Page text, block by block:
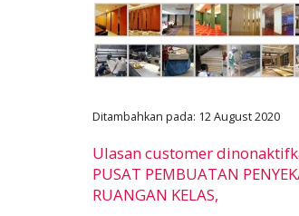
Ditambahkan pada: 12 August 2020
Ulasan customer
PUSAT PEMBUATAN
RUANGAN KELAS,